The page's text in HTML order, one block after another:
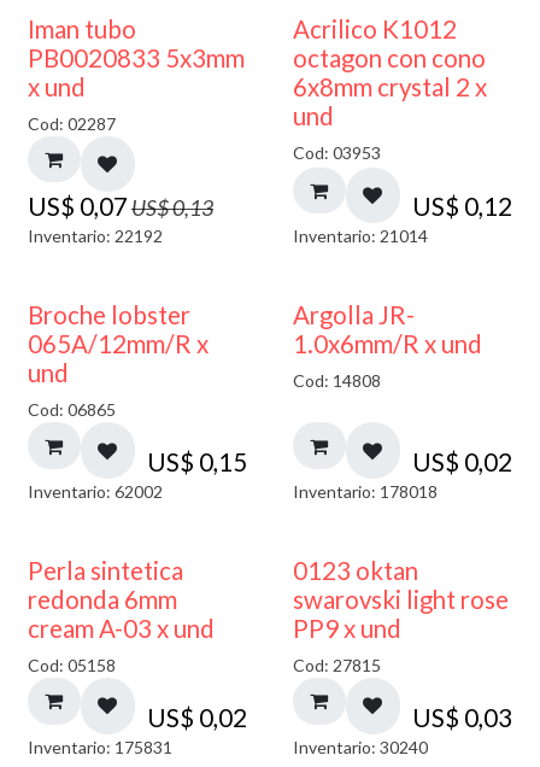
50% DESCUENTO
Iman tubo
PB0020833 5x3mm
x und
Cod: 02287
US$ 0,07US$0,13
Inventario: 22192
Acrilico K1012
octagon con cono
6x8mm crystal 2 x
und
Cod: 03953
US$ 0,12
Inventario: 21014
Broche lobster
065A/12mm/R x
und
Cod: 06865
US$ 0,15
Inventario: 62002
Argolla JR-
1.0x6mm/R x und
Cod: 14808
US$ 0,02
Inventario: 178018
Perla sintetica
redonda 6mm
cream A-03 x und
Cod: 05158
US$ 0,02
Inventario: 175831
0123 oktan
swarovski light rose
PP9 x und
Cod: 27815
US$ 0,03
Inventario: 30240